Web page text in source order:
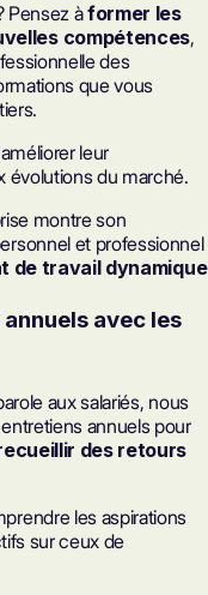
Pensez àformer les
compétences,
des
que vous
leur
évolutions du marché.
montre son
et professionnel
de travail dynamique
avec les
aux salariés, nous
annuels pour
des retours
les aspirations
sur ceux de